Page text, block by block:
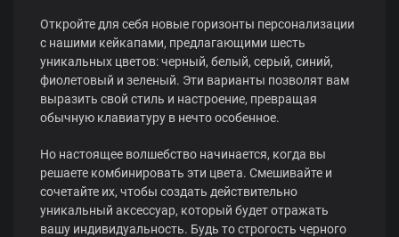
Откройте для себя новые горизонты персонализации
с нашими кейкапами, предлагающими шесть
уникальных цветов: черный, белый, серый, синий,
фиолетовый и зеленый. Эти варианты позволят вам
выразить свой стиль и настроение, превращая
обычную клавиатуру в нечто особенное.
Но настоящее волшебство начинается, когда вы
решаете комбинировать эти цвета. Смешивайте и
сочетайте их, чтобы создать действительно
уникальный аксессуар, который будет отражать
вашу индивидуальность. Будь то строгость черного